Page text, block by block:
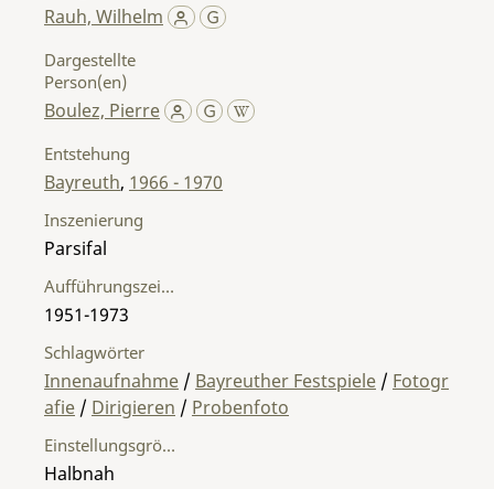
Rauh, Wilhelm
Dargestellte
Person(en)
Boulez, Pierre
Entstehung
Bayreuth, 1966 - 1970
Einstellungsgröße
Halbnah
Inszenierung
Parsifal
Aufführungszeitraum
1951-1973
Schlagwörter
Innenaufnahme / Bayreuther Festspiele / Fotogr
afie / Dirigieren / Probenfoto